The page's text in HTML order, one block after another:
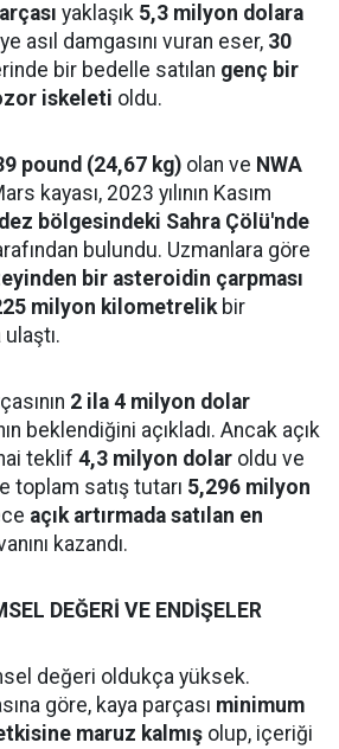
yaklaşık 5,3 milyon dolara
asıl damgasını vuran eser, 30
bir bedelle satılan genç bir
iskeleti oldu.
pound (24,67 kg) olan ve NWA
kayası, 2023 yılının Kasım
bölgesindeki Sahra Çölü'nde
bulundu. Uzmanlara göre
bir asteroidin çarpması
milyon kilometrelikbir
2 ila 4 milyon dolar
beklendiğini açıkladı. Ancak açık
teklif 4,3 milyon dolar oldu ve
toplam satış tutarı 5,296 milyon
açık artırmada satılan en
kazandı.
DEĞERİ VE ENDİŞELER
değeri oldukça yüksek.
göre, kaya parçası minimum
maruz kalmış olup, içeriği